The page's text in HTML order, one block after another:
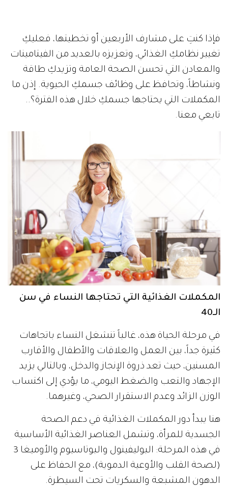
فإذا كنتِ على مشارف الأربعين أو تخطيتها، فعليكِ
تغيير نظامكِ الغذائي، وتعزيزه بالعديد من الفيتامينات
والمعادن التي تحسن الصحة العامة وتزيدكِ طاقة
ونشاطاً، وتحافظ على وظائف جسمكِ الحيوية. إذن ما
المكملات التي يحتاجها جسمكِ خلال هذه الفترة؟..
تابعي معنا.
المكملات الغذائية التي تحتاجها النساء في سن
الـ40
في مرحلة الحياة هذه، غالباً تنشغل النساء باتجاهات
كثيرة جداً، بين العمل والعلاقات والأطفال والأقارب
المسنين، حيث تعد ذروة الإنجاز والدخل، وبالتالي يزيد
الإجهاد والتعب والضغط اليومي، ما يؤدي إلى اكتساب
الوزن الزائد وعدم الاستقرار الصحي، وغيرهما.
هنا يبدأ دور المكملات الغذائية في دعم الصحة
الجسدية للمرأة، وتشمل العناصر الغذائية الأساسية
في هذه المرحلة: البوليفينول والبوتاسيوم والأوميغا 3
(لصحة القلب والأوعية الدموية)، مع الحفاظ على
الدهون المشبعة والسكريات تحت السيطرة.